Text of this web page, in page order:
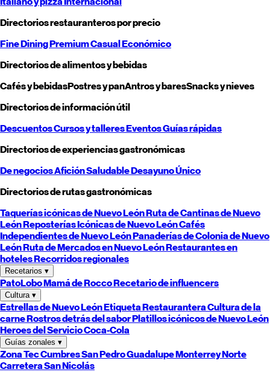
Directorios restauranteros por precio
Fine DiningPremiumCasualEconómico
Directorios de alimentos y bebidas
Cafés y bebidasPostres y panAntros y baresSnacks y nieves
Directorios de información útil
DescuentosCursos y talleresEventosGuías rápidas
Directorios de experiencias gastronómicas
De negociosAficiónSaludableDesayunoÚnico
Directorios de rutas gastronómicas
Taquerías icónicas deNuevo LeónRuta de Cantinas deNuevo
LeónReposterías Icónicas deNuevo LeónCafés
Independientes deNuevo LeónPanaderías de Colonia deNuevo
LeónRuta de Mercados enNuevo LeónRestaurantes en
hotelesRecorridos regionales
Recetarios ▾
PatoLoboMamá de RoccoRecetario de influencers
Cultura ▾
Estrellas deNuevo LeónEtiqueta RestauranteraCultura de la
carneRostros detrás del saborPlatillos icónicos deNuevo León
Heroes del Servicio Coca-Cola
Guías zonales ▾
Zona TecCumbresSan PedroGuadalupeMonterreyNorte
CarreteraSan Nicolás